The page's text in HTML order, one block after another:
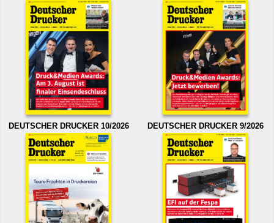
DEUTSCHER DRUCKER 10/2026 DEUTSCHER DRUCKER 9/2026